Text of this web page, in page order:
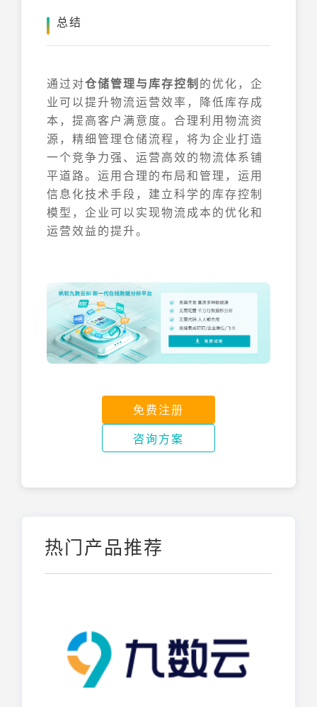
总结
通过对仓储管理与库存控制的优化，企
业可以提升物流运营效率，降低库存成
本，提高客户满意度。合理利用物流资
源，精细管理仓储流程，将为企业打造
一个竞争力强、运营高效的物流体系铺
平道路。运用合理的布局和管理，运用
信息化技术手段，建立科学的库存控制
模型，企业可以实现物流成本的优化和
运营效益的提升。
免费注册
咨询方案
热门产品推荐